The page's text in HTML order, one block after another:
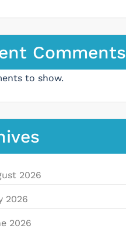
Comments
to show.
2026
2026
2026